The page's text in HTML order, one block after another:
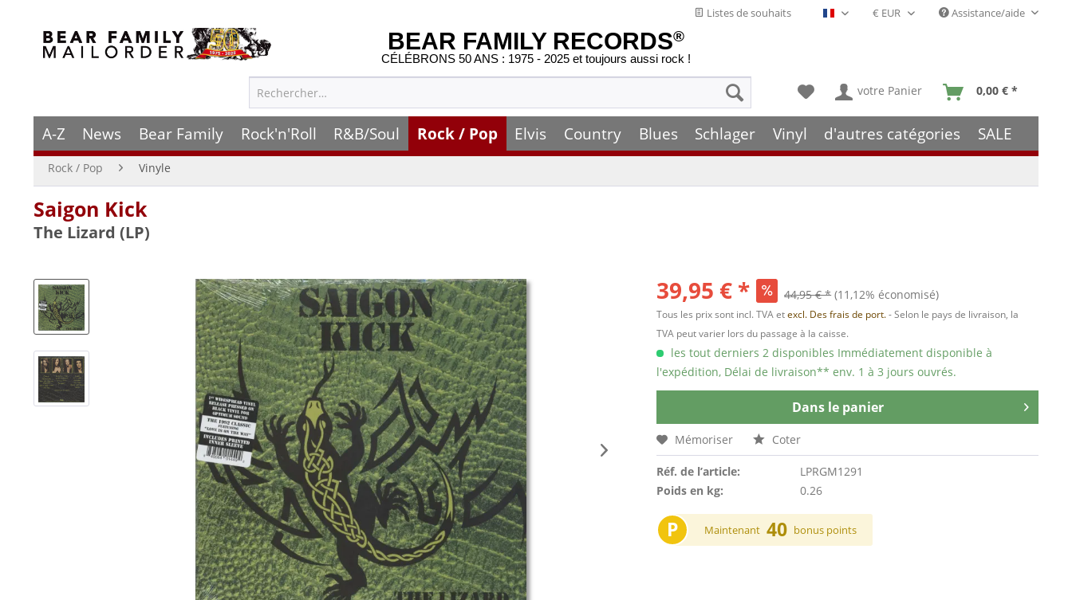
Listes de souhaits Français- FR Assistance/aide
BEAR FAMILY RECORDS®
CÉLÉBRONS 50 ANS : 1975 - 2025 et toujours aussi rock !
votre Panier 0,00 € *
A-Z News Bear Family Rock'n'Roll R&B/Soul Rock / Pop Elvis Country Blues Schlager Vinyl d'autres catégories SALE
Rock / Pop Vinyle
Saigon Kick
The Lizard (LP)
39,95 € * 44,95 € * (11,12% économisé)
Tous les prix sont incl. TVA etexcl. Des frais de port.- Selon le pays de livraison, la
TVA peut varier lors du passage à la caisse.
les tout derniers 2 disponibles Immédiatement disponible à
l'expédition, Délai de livraison** env. 1 à 3 jours ouvrés.
Dans le panier
Mémoriser Coter
Réf. de l’article:
LPRGM1291
Poids en kg:
0.26
P Maintenant 40 bonus points